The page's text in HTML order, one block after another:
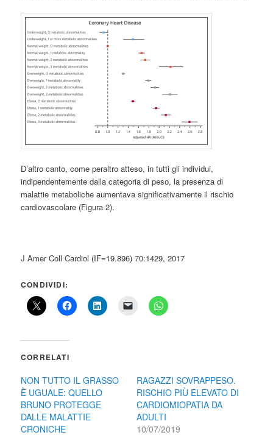
D’altro canto, come peraltro atteso, in tutti gli individui,
indipendentemente dalla categoria di peso, la presenza di
malattie metaboliche aumentava significativamente il rischio
cardiovascolare (Figura 2).
J Amer Coll Cardiol (IF=19.896) 70:1429, 2017
CONDIVIDI:
CORRELATI
NON TUTTO IL GRASSO
È UGUALE: QUELLO
BRUNO PROTEGGE
DALLE MALATTIE
CRONICHE
RAGAZZI SOVRAPPESO.
RISCHIO PIÙ ELEVATO DI
CARDIOMIOPATIA DA
ADULTI
10/07/2019